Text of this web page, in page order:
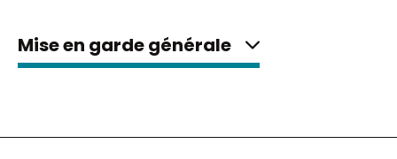
Mise en garde générale